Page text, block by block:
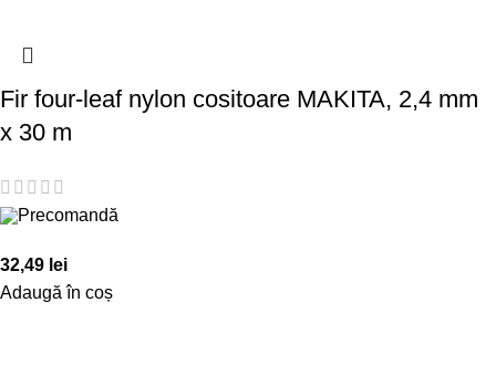
Fir four-leaf nylon cositoare MAKITA, 2,4 mm
x 30 m
Precomandă
32,49 lei
Adaugă în coș